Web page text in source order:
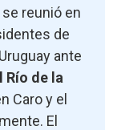
se reunió en
de
ante
de la
Caro y el
El